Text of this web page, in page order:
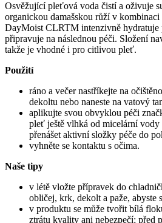
Osvěžující pleťová voda čistí a oživuje
organickou damašskou růží v
DayMoist CLRTM intenzivně hydratuje
připravuje na následnou péči. Složení
takže je vhodné i pro citlivou pleť.
Použití
ráno a večer nastříkejte na
dekoltu nebo naneste na vatový
aplikujte svou obvyklou péči
pleť ještě vlhká od micelární vody
přenášet aktivní složky péče do
vyhněte se kontaktu s očima.
Naše tipy
v létě vložte přípravek do
obličej, krk, dekolt a paže, abyste
v produktu se může tvořit bílá
ztrátu kvality ani nebezpečí; před